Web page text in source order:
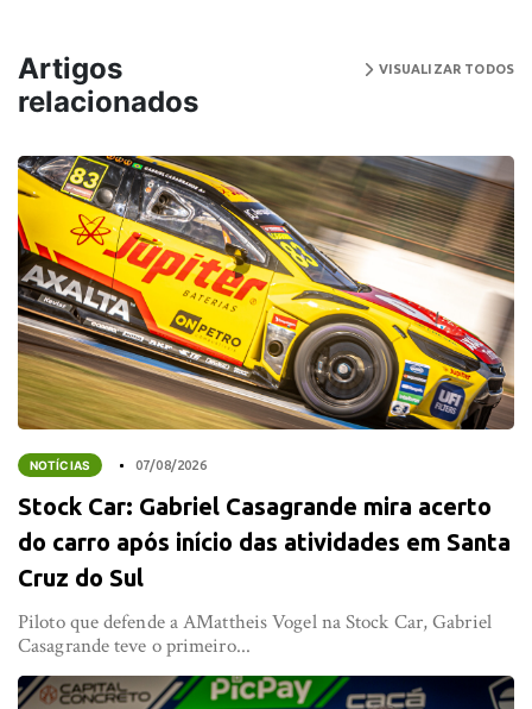
Artigos
relacionados
VISUALIZAR TODOS
NOTÍCIAS 07/08/2026
Stock Car: Gabriel Casagrande mira acerto
do carro após início das atividades em Santa
Cruz do Sul
Piloto que defende a AMattheis Vogel na Stock Car, Gabriel
Casagrande teve o primeiro...